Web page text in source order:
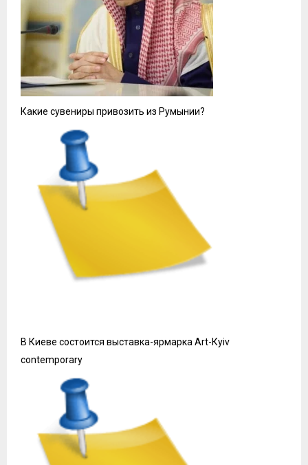
Какие сувениры привозить из Румынии?
В Киеве состоится выставка-ярмарка Art-Кyiv
contemporary